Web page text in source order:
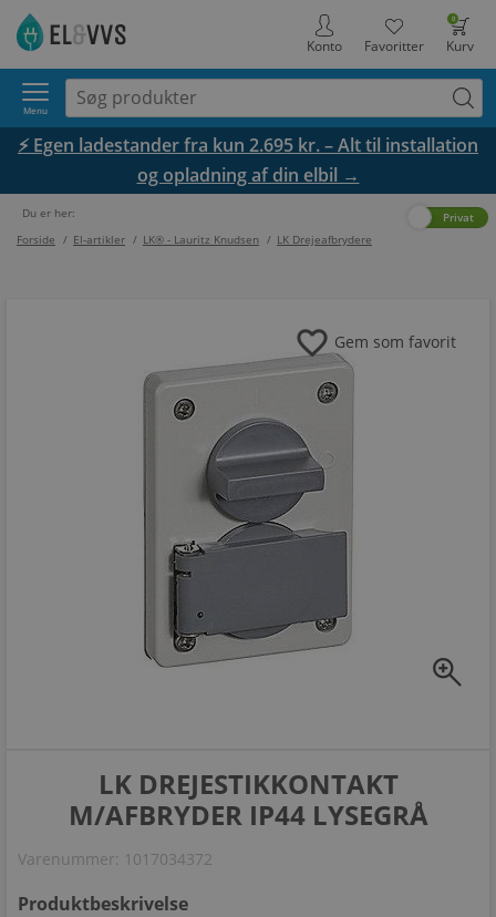
0
Kurv
Favoritter
Konto
Menu
⚡ Egen ladestander fra kun 2.695 kr. – Alt til installation
og opladning af din elbil →
Du er her:
Forside / El-artikler / LK® - Lauritz Knudsen / LK Drejeafbrydere
Privat
zoom_in
favorite Gem som favorit
LK DREJESTIKKONTAKT
M/AFBRYDER IP44 LYSEGRÅ
Varenummer: 1017034372
Produktbeskrivelse